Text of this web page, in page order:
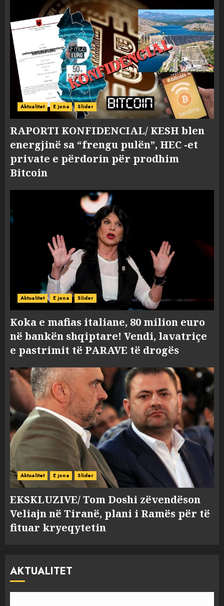
Aktualitet E jona Slider
RAPORTI KONFIDENCIAL/ KESH blen
energjinë sa “frengu pulën”, HEC -et
private e përdorin për prodhim
Bitcoin
Aktualitet E jona Slider
Koka e mafias italiane, 80 milion euro
në bankën shqiptare! Vendi, lavatriçe
e pastrimit të PARAVE të drogës
Aktualitet E jona Slider
EKSKLUZIVE/ Tom Doshi zëvendëson
Veliajn në Tiranë, plani i Ramës për të
fituar kryeqytetin
AKTUALITET